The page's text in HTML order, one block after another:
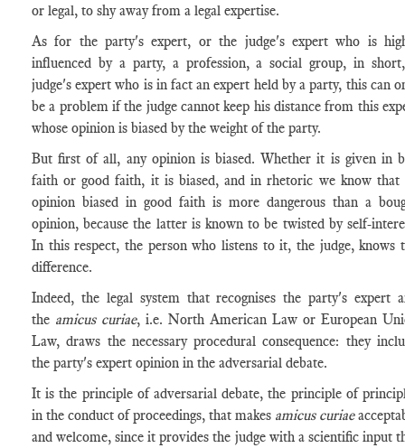
or legal, to shy away from a legal expertise.
As for the party's expert, or the judge's expert who is
influenced by a party, a profession, a social group, in
judge's expert who is in fact an expert held by a party, this can
be a problem if the judge cannot keep his distance from this
whose opinion is biased by the weight of the party.
But first of all, any opinion is biased. Whether it is given in
faith or good faith, it is biased, and in rhetoric we know that
opinion biased in good faith is more dangerous than a
opinion, because the latter is known to be twisted by self-
In this respect, the person who listens to it, the judge, knows
difference.
Indeed, the legal system that recognises the party's expert
the amicus curiae, i.e. North American Law or European
Law, draws the necessary procedural consequence: they
the party's expert opinion in the adversarial debate.
It is the principle of adversarial debate, the principle of
in the conduct of proceedings, that makes amicus curiae
and welcome, since it provides the judge with a scientific input